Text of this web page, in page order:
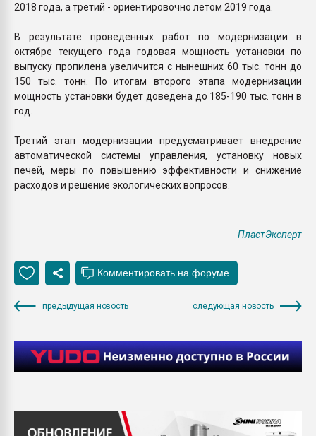
2018 года, а третий - ориентировочно летом 2019 года.
В результате проведенных работ по модернизации в
октябре текущего года годовая мощность установки по
выпуску пропилена увеличится с нынешних 60 тыс. тонн до
150 тыс. тонн. По итогам второго этапа модернизации
мощность установки будет доведена до 185-190 тыс. тонн в
год.
Третий этап модернизации предусматривает внедрение
автоматической системы управления, установку новых
печей, меры по повышению эффективности и снижение
расходов и решение экологических вопросов.
ПластЭксперт
предыдущая новость следующая новость